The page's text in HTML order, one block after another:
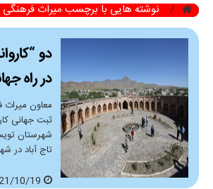
نوشته هایی با برچسب میراث فرهنگی
دو
در راه
معاون
ثبت جهانی
شهرستان
تاج آباد در